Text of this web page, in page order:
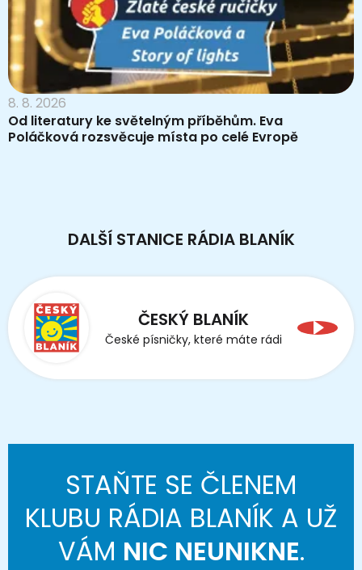
8. 8. 2026
Od literatury ke světelným příběhům. Eva
Poláčková rozsvěcuje místa po celé Evropě
DALŠÍ STANICE RÁDIA BLANÍK
ČESKÝ BLANÍK
České písničky, které máte rádi
STAŇTE SE ČLENEM
KLUBU RÁDIA BLANÍK A UŽ
VÁM NIC NEUNIKNE.